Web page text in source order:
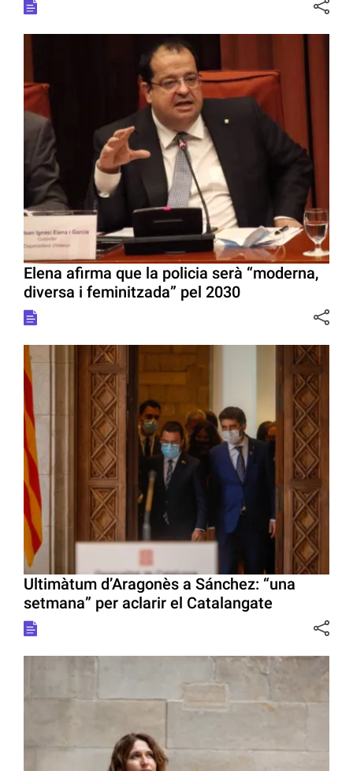
Elena afirma que la policia serà “moderna,
diversa i feminitzada” pel 2030
Ultimàtum d’Aragonès a Sánchez: “una
setmana” per aclarir el Catalangate